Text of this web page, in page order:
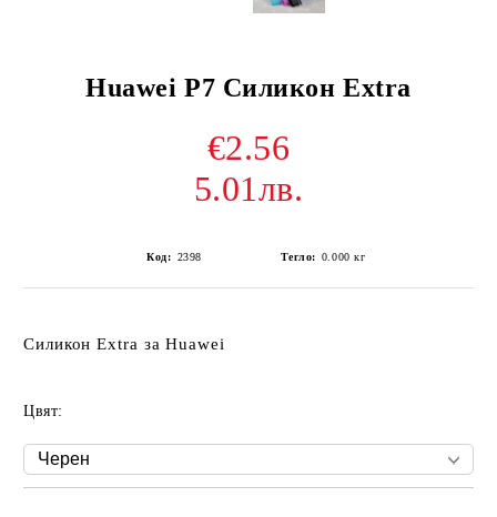
Huawei P7 Силикон Extra
€2.56
5.01лв.
Код: 2398 Тегло: 0.000 кг
Силикон Extra за Huawei
Цвят: